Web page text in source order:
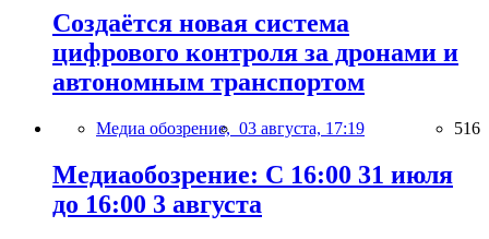
Создаётся новая система
цифрового контроля за дронами и
автономным транспортом
Медиа обозрение, 03 августа, 17:19 516
Медиаобозрение: С 16:00 31 июля
до 16:00 3 августа